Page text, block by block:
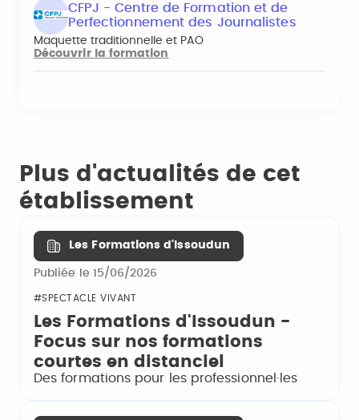
CFPJ - Centre de Formation et de
Perfectionnement des Journalistes
Maquette traditionnelle et PAO
Découvrir la formation
Plus d'actualités de cet
établissement
Les Formations d'Issoudun
Publiée le 15/06/2026
#SPECTACLE VIVANT
Les Formations d'Issoudun -
Focus sur nos formations
courtes en distanciel
Des formations pour les professionnel·les